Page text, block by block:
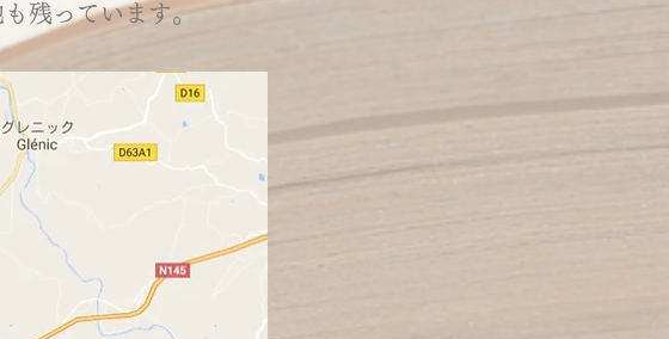
残っています。